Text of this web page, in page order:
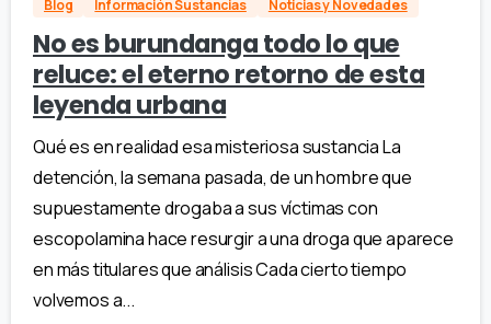
Blog Información Sustancias Noticias y Novedades
No es burundanga todo lo que
reluce: el eterno retorno de esta
leyenda urbana
Qué es en realidad esa misteriosa sustancia La
detención, la semana pasada, de un hombre que
supuestamente drogaba a sus víctimas con
escopolamina hace resurgir a una droga que aparece
en más titulares que análisis Cada cierto tiempo
volvemos a...